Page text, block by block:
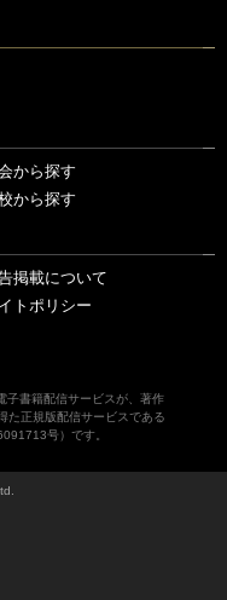
から探す
から探す
掲載について
トポリシー
子書籍配信サービスが、著作
た正規版配信サービスである
号）です。